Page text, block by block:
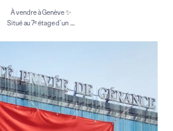
À vendre à Genève ✨
Situé au 7ᵉ étage d`un …
En ce 1er août, la
76 6